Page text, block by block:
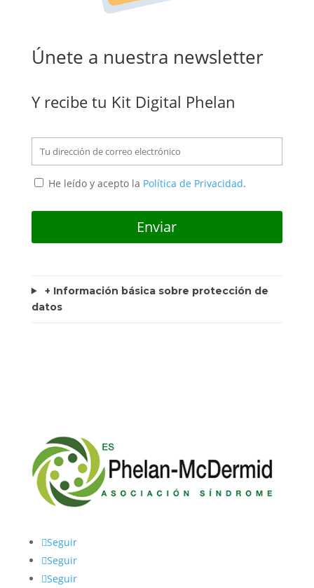
Únete a nuestra newsletter
Y recibe tu Kit Digital Phelan
He leído y acepto la Política de Privacidad.
+ Información básica sobre protección de
datos
Seguir
Seguir
Seguir